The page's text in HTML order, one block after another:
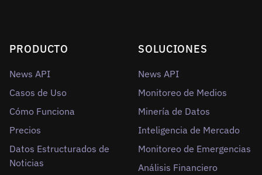
PRODUCTO
News API
Casos de Uso
Cómo Funciona
Precios
Datos Estructurados de
Noticias
SOLUCIONES
News API
Monitoreo de Medios
Minería de Datos
Inteligencia de Mercado
Monitoreo de Emergencias
Análisis Financiero